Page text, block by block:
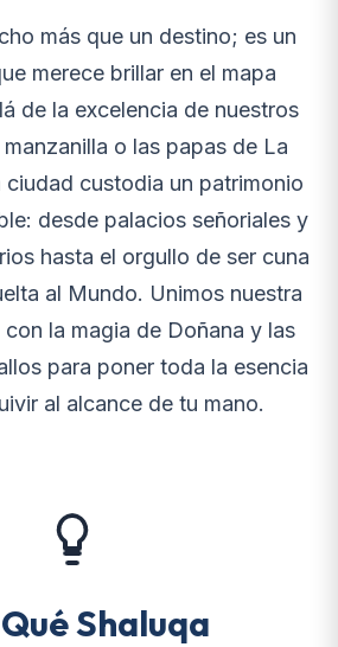
más que un destino; es un
merece brillar en el mapa
de la excelencia de nuestros
o las papas de La
ciudad custodia un patrimonio
desde palacios señoriales y
hasta el orgullo de ser cuna
al Mundo. Unimos nuestra
la magia de Doñana y las
para poner toda la esencia
al alcance de tu mano.
Shaluqa